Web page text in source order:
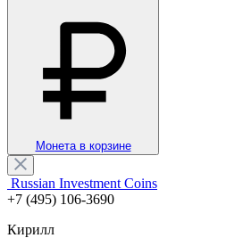
Монета в корзине
Russian Investment Coins
+7 (495) 106-3690
Кирилл